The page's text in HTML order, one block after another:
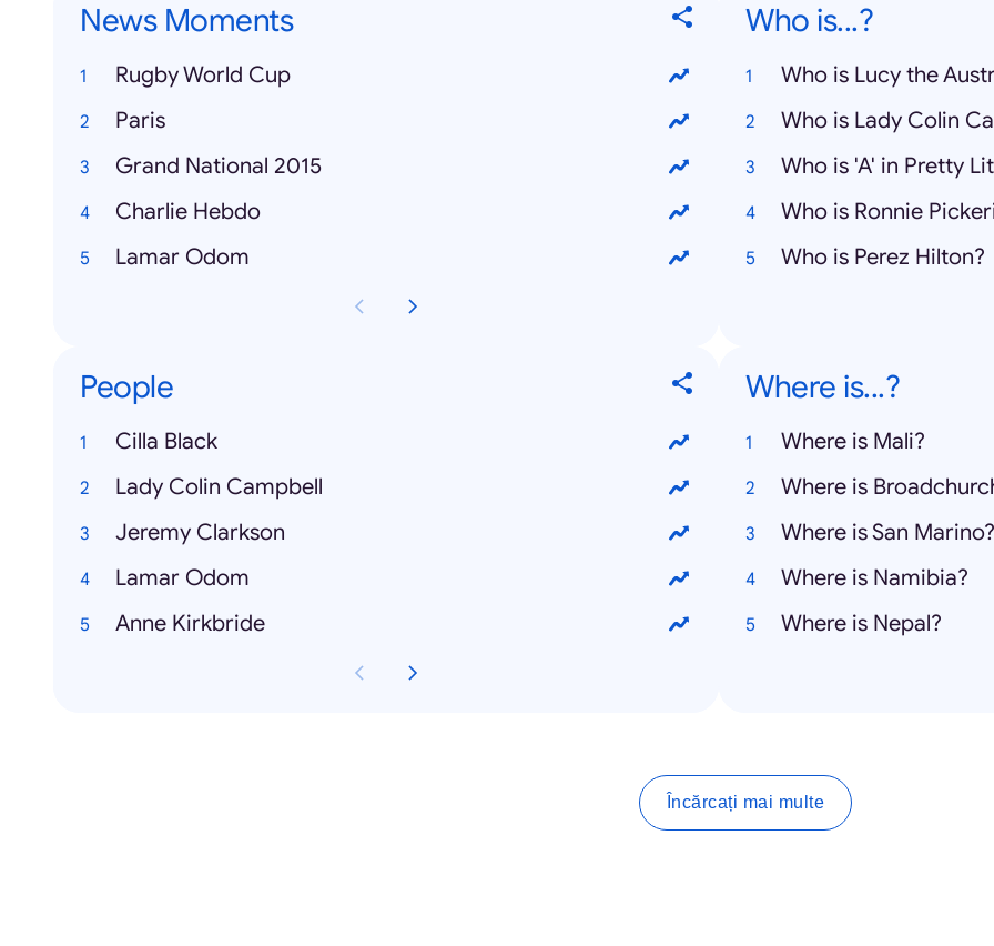
News Moments
Rugby World Cup
Paris
Grand National 2015
Charlie Hebdo
Lamar Odom
Who is...?
Who is Lucy the
Who is Lady Colin
Who is 'A' in Pretty
Who is Ronnie
Who is Perez Hilton?
People
Cilla Black
Lady Colin Campbell
Jeremy Clarkson
Lamar Odom
Anne Kirkbride
Where is...?
Where is Mali?
Where is
Where is San Marino?
Where is Namibia?
Where is Nepal?
Încărcați mai multe